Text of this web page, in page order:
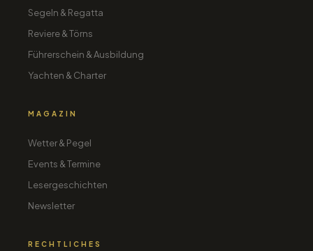
Segeln & Regatta
Reviere & Törns
Führerschein & Ausbildung
Yachten & Charter
MAGAZIN
Wetter & Pegel
Events & Termine
Lesergeschichten
Newsletter
RECHTLICHES